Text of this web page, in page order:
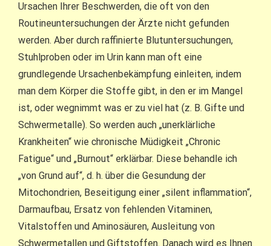
Ursachen Ihrer Beschwerden, die oft von den
Routineuntersuchungen der Ärzte nicht gefunden
werden. Aber durch raffinierte Blutuntersuchungen,
Stuhlproben oder im Urin kann man oft eine
grundlegende Ursachenbekämpfung einleiten, indem
man dem Körper die Stoffe gibt, in den er im Mangel
ist, oder wegnimmt was er zu viel hat (z. B. Gifte und
Schwermetalle). So werden auch „unerklärliche
Krankheiten“ wie chronische Müdigkeit „Chronic
Fatigue“ und „Burnout“ erklärbar. Diese behandle ich
„von Grund auf“, d. h. über die Gesundung der
Mitochondrien, Beseitigung einer „silent inflammation“,
Darmaufbau, Ersatz von fehlenden Vitaminen,
Vitalstoffen und Aminosäuren, Ausleitung von
Schwermetallen und Giftstoffen. Danach wird es Ihnen